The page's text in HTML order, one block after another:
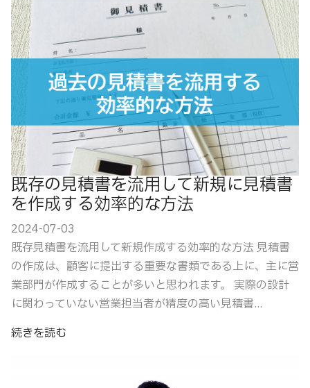
既存の見積書を流用して新規に見積書
を作成する効率的な方法
2024-07-03
既存見積書を流用して新規作成する効率的な方法 見積書
の作成は、顧客に提出する重要な書類である上に、主に営
業部門が作成することが多いと思われます。 実際の設計
に関わっていない営業担当者が精度の高い見積書...
続きを読む